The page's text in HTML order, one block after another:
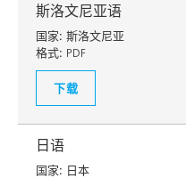
斯洛文尼亚语
国家: 斯洛文尼亚
格式: PDF
下载
日语
国家: 日本